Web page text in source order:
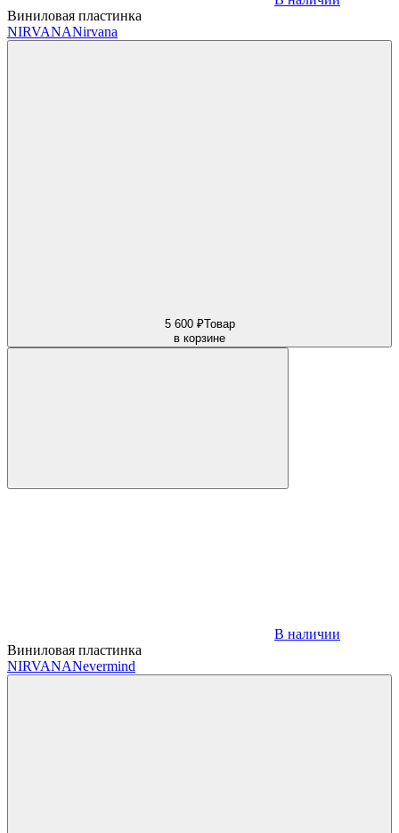
Виниловая пластинка
NIRVANANirvana
5 600 ₽Товар
в корзине
В наличии
Виниловая пластинка
NIRVANANevermind